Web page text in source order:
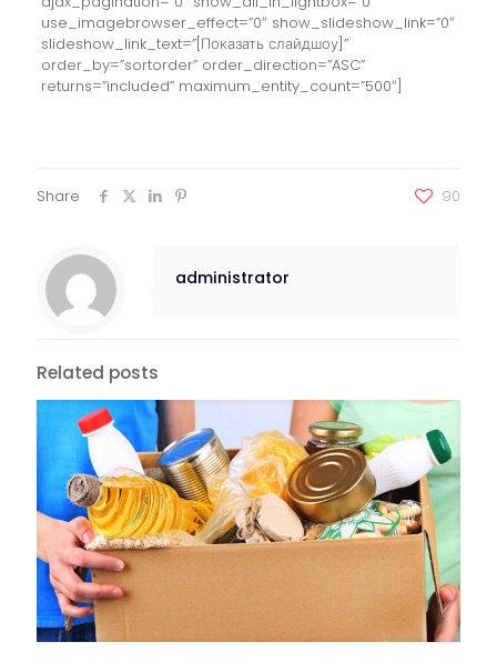
use_imagebrowser_effect=”0″ show_slideshow_link=”0″
slideshow_link_text=”[Показать слайдшоу]”
order_by=”sortorder” order_direction=”ASC”
returns=”included” maximum_entity_count=”500″]
Share 90
administrator
Related posts